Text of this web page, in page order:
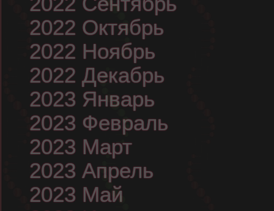
2022 Октябрь
2022 Ноябрь
2022 Декабрь
2023 Январь
2023 Февраль
2023 Март
2023 Апрель
2023 Май